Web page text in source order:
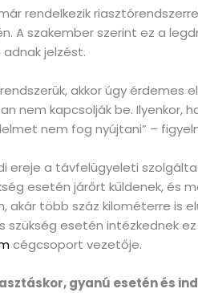
rendelkezik
A szakember szerint ez a
jelzést.
akkor úgy érdemes
nem kapcsolják be. Ilyenkor,
nem fog nyújtani” –
ereje a távfelügyeleti
esetén járőrt küldenek, és
akár több száz kilométerre is
szükség esetén intézkednek
cégcsoport vezetője.
gyanú esetén és